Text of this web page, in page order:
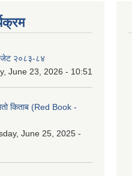
२०८३-८४
June 23, 2026 - 10:51
किताब (Red Book -
June 25, 2025 -